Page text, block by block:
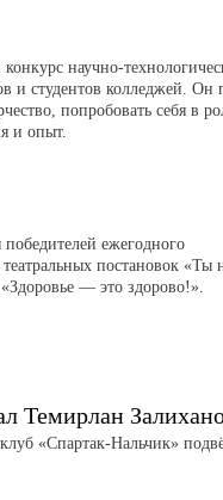
научно-
и студентов колледжей. Он
попробовать себя в
и опыт.
ежегодного
постановок «Ты
— это здорово!».
Темирлан
«Спартак-Нальчик»